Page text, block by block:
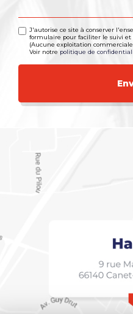
J'autorise ce site à conserver
formulaire pour faciliter le suivi
(Aucune exploitation commerciale
Voir notre politique de